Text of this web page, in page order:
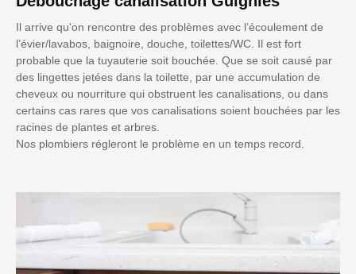
Il arrive qu'on rencontre des problèmes avec l’écoulement de
l’évier/lavabos, baignoire, douche, toilettes/WC. Il est fort
probable que la tuyauterie soit bouchée. Que se soit causé par
des lingettes jetées dans la toilette, par une accumulation de
cheveux ou nourriture qui obstruent les canalisations, ou dans
certains cas rares que vos canalisations soient bouchées par les
racines de plantes et arbres.
Nos plombiers régleront le problème en un temps record.